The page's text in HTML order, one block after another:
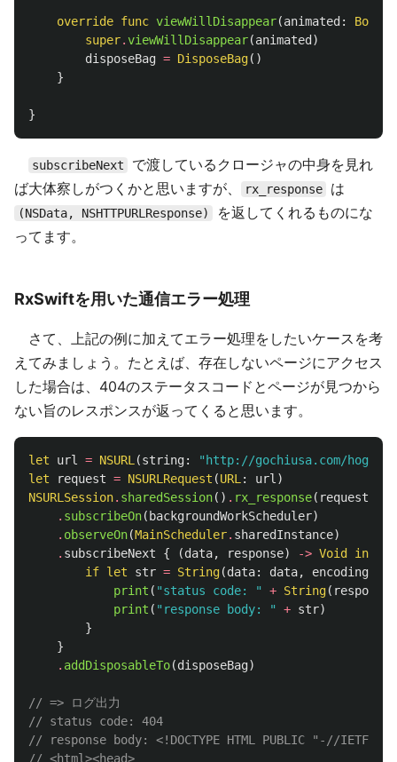
override func viewWillDisappear(animated : Bool
super.viewWillDisappear(animated )
disposeBag = DisposeBag()
}
}
subscribeNext
で渡しているクロージャの中身を見れ
ば大体察しがつくかと思いますが、
rx_response は
(NSData, NSHTTPURLResponse)
を返してくれるものにな
ってます。
RxSwiftを用いた通信エラー処理
さて、上記の例に加えてエラー処理をしたいケースを考
えてみましょう。たとえば、存在しないページにアクセス
した場合は、404のステータスコードとページが見つから
ない旨のレスポンスが返ってくると思います。
let url = NSURL(string:
"http://gochiusa.com/
let
request = NSURLRequest (URL: url)
NSURLSession. sharedSession() . rx_response( request
. subscribeOn( backgroundWorkScheduler)
. observeOn(MainScheduler. sharedInstance)
. subscribeNext { (data, response) -> Void
in
if let str = String(data: data, encoding
print ( "status code: " + String( response
print ( "response body: " + str)
}
}
. addDisposableTo(disposeBag)
// => ログ出力
// status code: 404
// response body: <!DOCTYPE HTML PUBLIC "-//IETF//
// <html><head>